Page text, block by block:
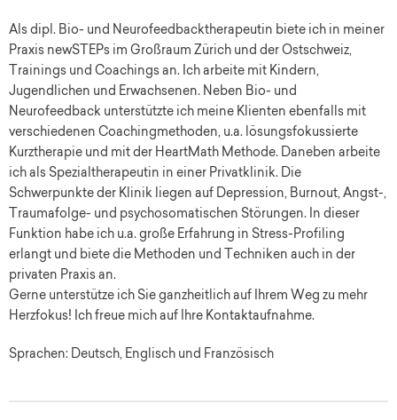
Als dipl. Bio- und Neurofeedbacktherapeutin biete ich in meiner
Praxis newSTEPs im Großraum Zürich und der Ostschweiz,
Trainings und Coachings an. Ich arbeite mit Kindern,
Jugendlichen und Erwachsenen. Neben Bio- und
Neurofeedback unterstützte ich meine Klienten ebenfalls mit
verschiedenen Coachingmethoden, u.a. lösungsfokussierte
Kurztherapie und mit der HeartMath Methode. Daneben arbeite
ich als Spezialtherapeutin in einer Privatklinik. Die
Schwerpunkte der Klinik liegen auf Depression, Burnout, Angst-,
Traumafolge- und psychosomatischen Störungen. In dieser
Funktion habe ich u.a. große Erfahrung in Stress-Profiling
erlangt und biete die Methoden und Techniken auch in der
privaten Praxis an.
Gerne unterstütze ich Sie ganzheitlich auf Ihrem Weg zu mehr
Herzfokus! Ich freue mich auf Ihre Kontaktaufnahme.
Sprachen: Deutsch, Englisch und Französisch